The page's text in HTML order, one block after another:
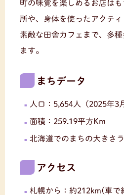
町の味覚を楽しめるお店は
所や、身体を使ったアクテ
素敵な田舎カフェまで、多
ます。
まちデータ
人口：5,654人（2025年3
面積：259.19平方Km
北海道でのまちの大きさ
アクセス
札幌から：約212km(車で